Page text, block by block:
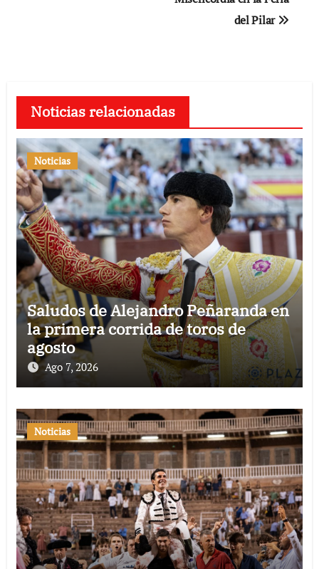
del Pilar
Noticias relacionadas
Noticias
Saludos de Alejandro Peñaranda en
la primera corrida de toros de
agosto
Ago 7, 2026
Noticias